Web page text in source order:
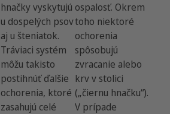
hnačky vyskytujú
u dospelých psov
aj u šteniatok.
Tráviaci systém
môžu takisto
postihnúť ďalšie
ochorenia, ktoré
zasahujú celé
ospalosť. Okrem
toho niektoré
ochorenia
spôsobujú
zvracanie alebo
krv v stolici
(„čiernu hnačku“).
V prípade